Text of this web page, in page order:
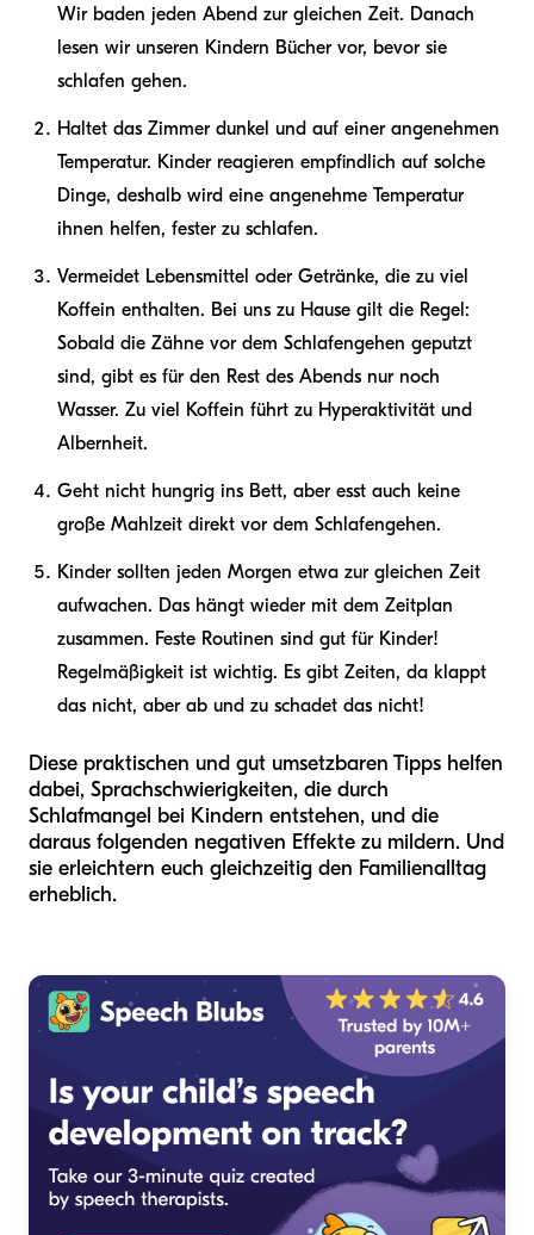
Wir baden jeden Abend zur gleichen Zeit. Danach
lesen wir unseren Kindern Bücher vor, bevor sie
schlafen gehen.
Haltet das Zimmer dunkel und auf einer angenehmen
Temperatur. Kinder reagieren empfindlich auf solche
Dinge, deshalb wird eine angenehme Temperatur
ihnen helfen, fester zu schlafen.
Vermeidet Lebensmittel oder Getränke, die zu viel
Koffein enthalten. Bei uns zu Hause gilt die Regel:
Sobald die Zähne vor dem Schlafengehen geputzt
sind, gibt es für den Rest des Abends nur noch
Wasser. Zu viel Koffein führt zu Hyperaktivität und
Albernheit.
Geht nicht hungrig ins Bett, aber esst auch keine
große Mahlzeit direkt vor dem Schlafengehen.
Kinder sollten jeden Morgen etwa zur gleichen Zeit
aufwachen. Das hängt wieder mit dem Zeitplan
zusammen. Feste Routinen sind gut für Kinder!
Regelmäßigkeit ist wichtig. Es gibt Zeiten, da klappt
das nicht, aber ab und zu schadet das nicht!
Diese praktischen und gut umsetzbaren Tipps helfen
dabei, Sprachschwierigkeiten, die durch
Schlafmangel bei Kindern entstehen, und die
daraus folgenden negativen Effekte zu mildern. Und
sie erleichtern euch gleichzeitig den Familienalltag
erheblich.